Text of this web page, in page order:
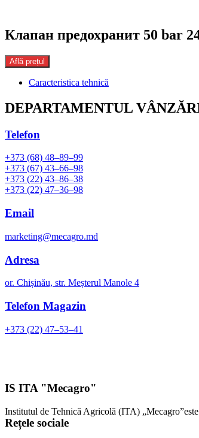
Клапан предохранит 50 bar
Află prețul
Caracteristica tehnică
DEPARTAMENTUL
Telefon
+373 (68) 48–89–99
+373 (67) 43–66–98
+373 (22) 43–86–38
+373 (22) 47–36–98
Email
marketing@mecagro.md
Adresa
or. Chișinău, str. Meșterul Manole 4
Telefon Magazin
+373 (22) 47–53–41
IS ITA "Mecagro"
Institutul de Tehnică Agricolă (ITA)
Rețele sociale